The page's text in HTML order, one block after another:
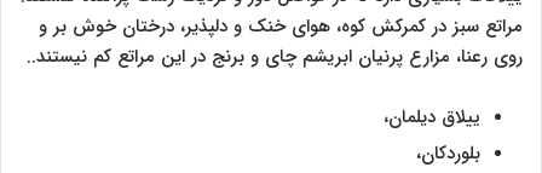
مراتع سبز در کمرکش کوه، هوای خنک و دلپذیر، درختان خوش بر و
روی رعنا، مزارع پرنیان ابریشم چای و برنج در این مراتع کم نیستند..
ییلاق دیلمان،
بلوردکان،